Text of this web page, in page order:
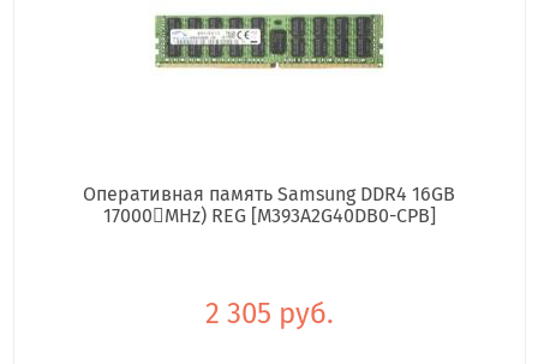
Оперативная память Samsung DDR4 16GB
17000񢋕MHz) REG [M393A2G40DB0-CPB]
2 305 руб.